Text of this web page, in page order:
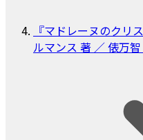
『マドレーヌのクリ
ルマンス 著 ／ 俵万